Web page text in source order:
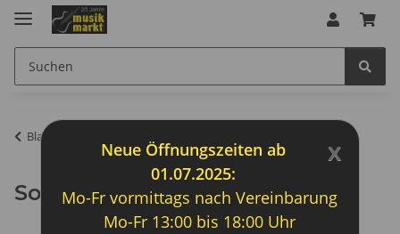
Blasinstrumente-200
Sonstige Flöten
x
Neue Öffnungszeiten ab
01.07.2025:
Mo-Fr vormittags nach Vereinbarung
Mo-Fr 13:00 bis 18:00 Uhr